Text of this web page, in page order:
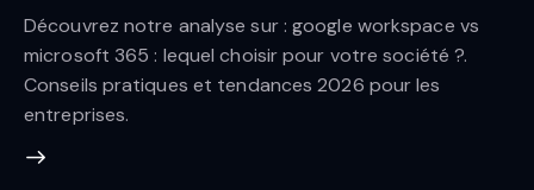
Découvrez notre analyse sur : google workspace vs
microsoft 365 : lequel choisir pour votre société ?.
Conseils pratiques et tendances 2026 pour les
entreprises.